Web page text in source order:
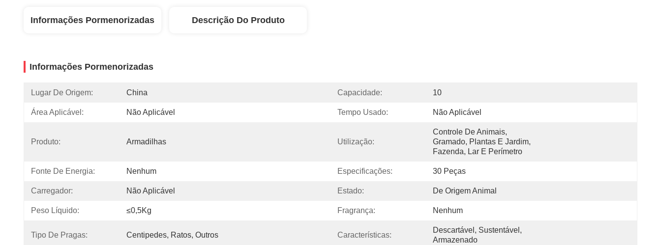
Informações Pormenorizadas Descrição Do Produto
Informações Pormenorizadas
Lugar De Origem: China Capacidade: 10
Área Aplicável: Não Aplicável Tempo Usado: Não Aplicável
Produto: Armadilhas Utilização:
Controle De Animais,
Gramado, Plantas E Jardim,
Fazenda, Lar E Perímetro
Fonte De Energia: Nenhum Especificações: 30 Peças
Carregador: Não Aplicável Estado: De Origem Animal
Peso Líquido: ≤0,5Kg Fragrança: Nenhum
Tipo De Pragas: Centipedes, Ratos, Outros Características:
Descartável, Sustentável,
Armazenado